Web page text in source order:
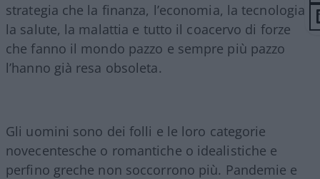
strategia che la finanza, l’economia, la tecnologia,
la salute, la malattia e tutto il coacervo di forze
che fanno il mondo pazzo e sempre più pazzo
l’hanno già resa obsoleta.
Gli uomini sono dei folli e le loro categorie
novecentesche o romantiche o idealistiche e
perfino greche non soccorrono più. Pandemie e